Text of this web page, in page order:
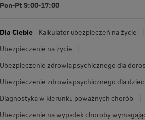
Pon-Pt 9:00-17:00
Dla Ciebie
Kalkulator ubezpieczeń na życie
Ubezpieczenie na życie
Ubezpieczenie zdrowia psychicznego dla
Ubezpieczenie zdrowia psychicznego dla
Diagnostyka w kierunku poważnych chorób
Ubezpieczenie na wypadek choroby